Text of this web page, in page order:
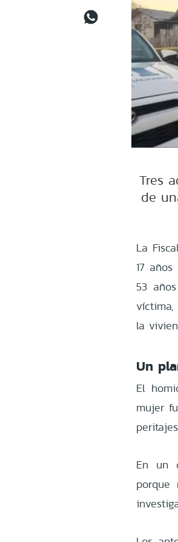
Tres
de
La
17
53
la
Un
El
mujer
En un
porque